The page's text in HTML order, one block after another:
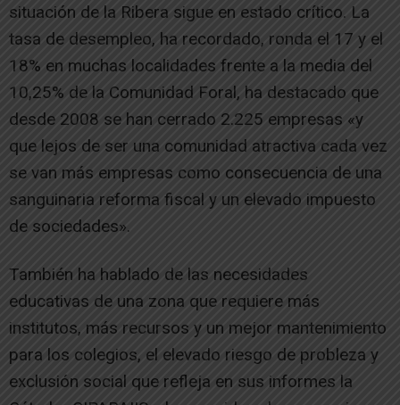
situación de la Ribera sigue en estado crítico. La
tasa de desempleo, ha recordado, ronda el 17 y el
18% en muchas localidades frente a la media del
10,25% de la Comunidad Foral, ha destacado que
desde 2008 se han cerrado 2.225 empresas «y
que lejos de ser una comunidad atractiva cada vez
se van más empresas como consecuencia de una
sanguinaria reforma fiscal y un elevado impuesto
de sociedades».
También ha hablado de las necesidades
educativas de una zona que requiere más
institutos, más recursos y un mejor mantenimiento
para los colegios, el elevado riesgo de probleza y
exclusión social que refleja en sus informes la